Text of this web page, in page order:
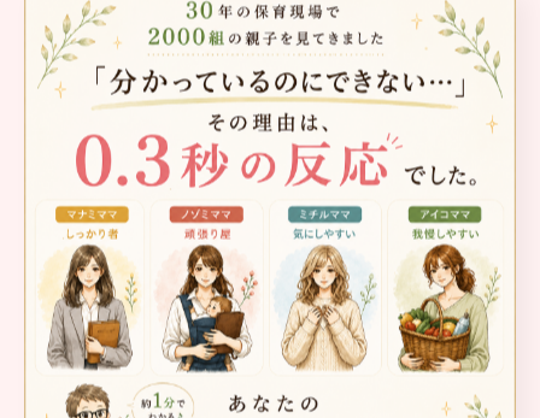
組んでみませんか？
親の考え方や行動が変われば、それが
子どもに伝わり、驚くほどスムーズな
親子関係が築けます。
子どもの可能性は無限大です。その可
能性を引き出すカギを、ぜひ今日から
試してみてください。